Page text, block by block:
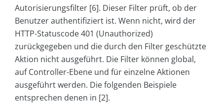
Autorisierungsfilter [6]. Dieser Filter prüft, ob der
Benutzer authentifiziert ist. Wenn nicht, wird der
HTTP-Statuscode 401 (Unauthorized)
zurückgegeben und die durch den Filter geschützte
Aktion nicht ausgeführt. Die Filter können global,
auf Controller-Ebene und für einzelne Aktionen
ausgeführt werden. Die folgenden Beispiele
entsprechen denen in [2].